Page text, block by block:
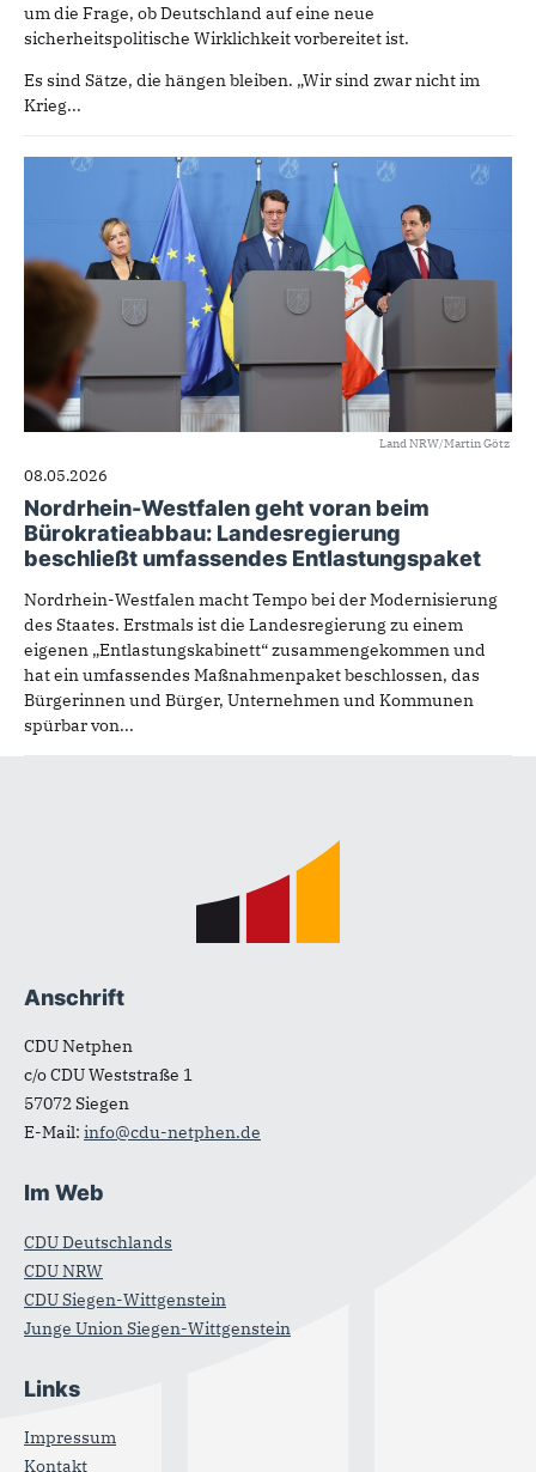
um die Frage, ob Deutschland auf eine neue
sicherheitspolitische Wirklichkeit vorbereitet ist.
Es sind Sätze, die hängen bleiben. „Wir sind zwar nicht im
Krieg...
Land NRW/Martin Götz
08.05.2026
Nordrhein-Westfalen geht voran beim
Bürokratieabbau: Landesregierung
beschließt umfassendes Entlastungspaket
Nordrhein-Westfalen macht Tempo bei der Modernisierung
des Staates. Erstmals ist die Landesregierung zu einem
eigenen „Entlastungskabinett“ zusammengekommen und
hat ein umfassendes Maßnahmenpaket beschlossen, das
Bürgerinnen und Bürger, Unternehmen und Kommunen
spürbar von...
Anschrift
CDU Netphen
c/o CDU Weststraße 1
57072Siegen
E-Mail: info@cdu-netphen.de
Im Web
CDU Deutschlands
CDU NRW
CDU Siegen-Wittgenstein
Junge Union Siegen-Wittgenstein
Links
Impressum
Kontakt